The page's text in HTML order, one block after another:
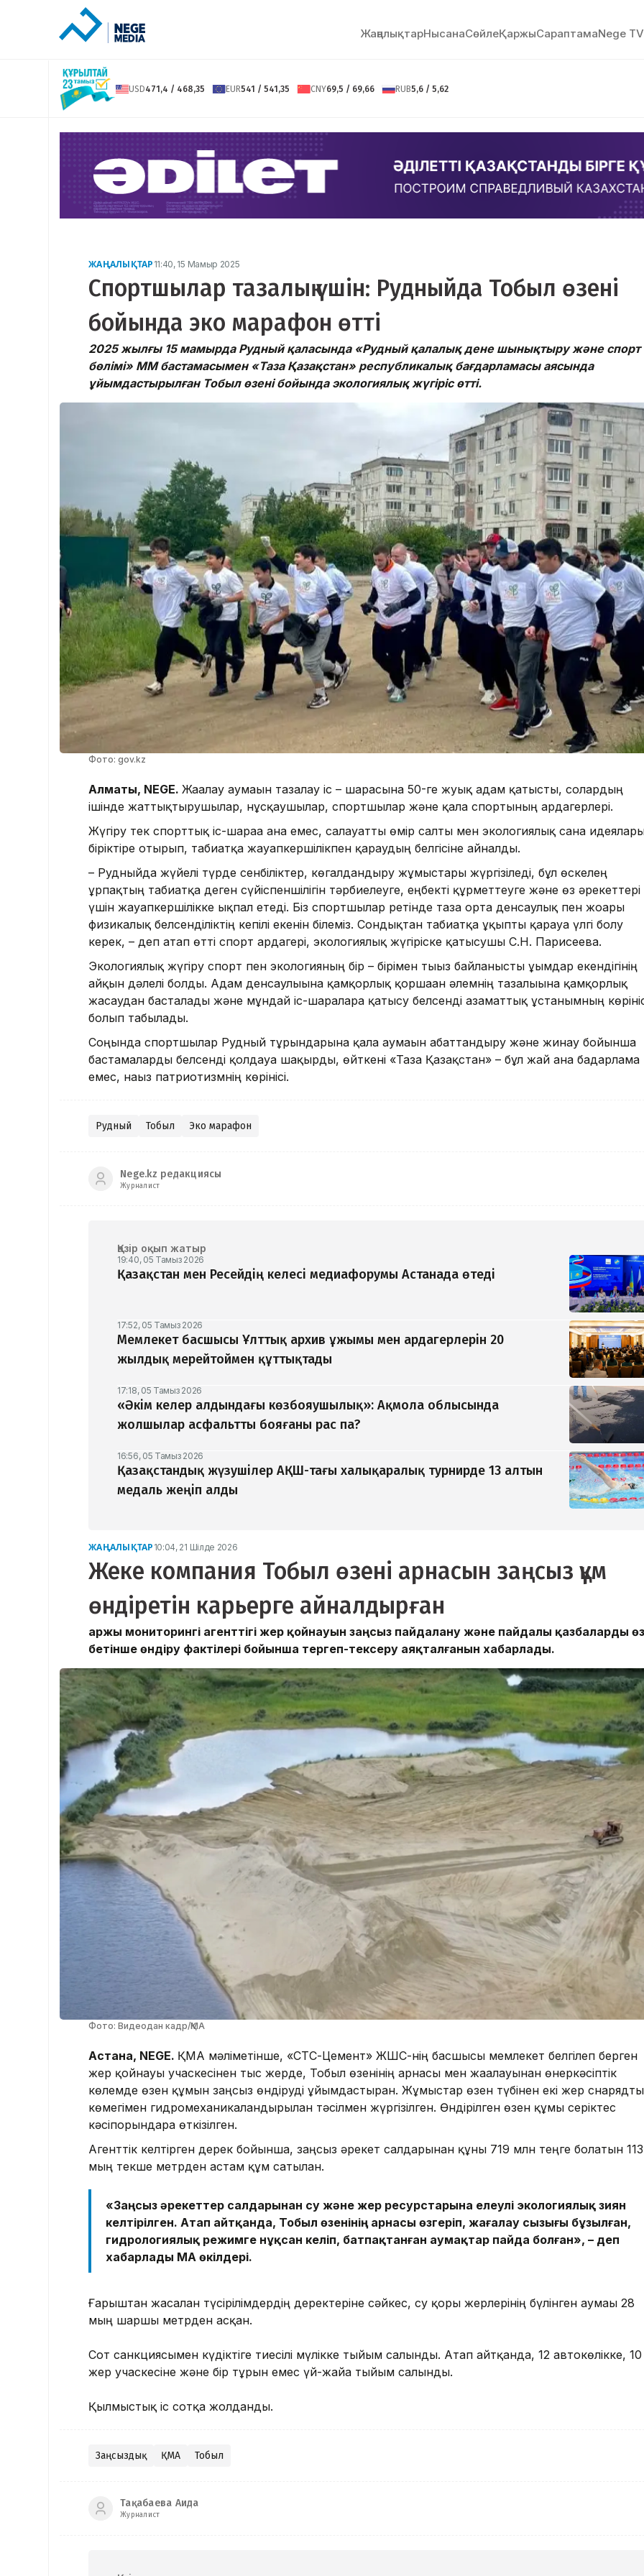
ЖаңалықтарНысанаСөйлeҚаржыСараптамаNege TV
USD471,4 / 468,35 EUR541 / 541,35 CNY69,5 / 69,66 RUB5,6 / 5,62
ЖАҢАЛЫҚТАР 11:40, 15 Мамыр 2025
Спортшылар тазалық үшін: Рудныйда Тобыл өзені
бойында эко марафон өтті
2025 жылғы 15 мамырда Рудный қаласында «Рудный қалалық дене шынықтыру және спорт
бөлімі» ММ бастамасымен «Таза Қазақстан» республикалық бағдарламасы аясында
ұйымдастырылған Тобыл өзені бойында экологиялық жүгіріс өтті.
Фото: gov.kz
Алматы, NEGE. Жағалау аумағын тазалау іс – шарасына 50-ге жуық адам қатысты, солардың
ішінде жаттықтырушылар, нұсқаушылар, спортшылар және қала спортының ардагерлері.
Жүгіру тек спорттық іс-шараға ғана емес, салауатты өмір салты мен экологиялық сана
біріктіре отырып, табиғатқа жауапкершілікпен қараудың белгісіне айналды.
– Рудныйда жүйелі түрде сенбіліктер, көгалдандыру жұмыстары жүргізіледі, бұл өскелең
ұрпақтың табиғатқа деген сүйіспеншілігін тәрбиелеуге, еңбекті құрметтеуге және өз әрекеттері
үшін жауапкершілікке ықпал етеді. Біз спортшылар ретінде таза орта денсаулық пен жоғары
физикалық белсенділіктің кепілі екенін білеміз. Сондықтан табиғатқа ұқыпты қарауға үлгі болу
керек, – деп атап өтті спорт ардагері, экологиялық жүгіріске қатысушы С.Н. Парисеева.
Экологиялық жүгіру спорт пен экологияның бір – бірімен тығыз байланысты ұғымдар екендігінің
айқын дәлелі болды. Адам денсаулығына қамқорлық қоршаған әлемнің тазалығына қамқорлық
жасаудан басталады және мұндай іс-шараларға қатысу белсенді азаматтық ұстанымның
болып табылады.
Соңында спортшылар Рудный тұрғындарына қала аумағын абаттандыру және жинау бойынша
бастамаларды белсенді қолдауға шақырды, өйткені «Таза Қазақстан» – бұл жай ғана бағдарлама
емес, нағыз патриотизмнің көрінісі.
Рудный Тобыл Эко марафон
Nege.kz редакциясы
Журналист
Қазір оқып жатыр
19:40, 05 Тамыз 2026
Қазақстан мен Ресейдің келесі медиафорумы Астанада өтеді
17:52, 05 Тамыз 2026
Мемлекет басшысы Ұлттық архив ұжымы мен ардагерлерін 20
жылдық мерейтоймен құттықтады
17:18, 05 Тамыз 2026
«Әкім келер алдындағы көзбояушылық»: Ақмола облысында
жолшылар асфальтты бояғаны рас па?
16:56, 05 Тамыз 2026
Қазақстандық жүзушілер АҚШ-тағы халықаралық турнирде 13 алтын
медаль жеңіп алды
ЖАҢАЛЫҚТАР 10:04, 21 Шілде 2026
Жеке компания Тобыл өзені арнасын заңсыз құм
өндіретін карьерге айналдырған
Қаржы мониторингі агенттігі жер қойнауын заңсыз пайдалану және пайдалы қазбаларды өз
бетінше өндіру фактілері бойынша тергеп-тексеру аяқталғанын хабарлады.
Фото: Видеодан кадр/ҚМА
Астана, NEGE. ҚМА мәліметінше, «СТС-Цемент» ЖШС-нің басшысы мемлекет белгілеп берген
жер қойнауы учаскесінен тыс жерде, Тобыл өзенінің арнасы мен жағалауынан өнеркәсіптік
көлемде өзен құмын заңсыз өндіруді ұйымдастырған. Жұмыстар өзен түбінен екі жер
көмегімен гидромеханикаландырылған тәсілмен жүргізілген. Өндірілген өзен құмы серіктес
кәсіпорындарға өткізілген.
Агенттік келтірген дерек бойынша, заңсыз әрекет салдарынан құны 719 млн теңге болатын 113
мың текше метрден астам құм сатылған.
«Заңсыз әрекеттер салдарынан су және жер ресурстарына елеулі экологиялық зиян
келтірілген. Атап айтқанда, Тобыл өзенінің арнасы өзгеріп, жағалау сызығы бұзылған,
гидрологиялық режимге нұқсан келіп, батпақтанған аумақтар пайда болған», – деп
хабарлады ҚМА өкілдері.
Ғарыштан жасалған түсірілімдердің деректеріне сәйкес, су қоры жерлерінің бүлінген аумағы 28
мың шаршы метрден асқан.
Сот санкциясымен күдіктіге тиесілі мүлікке тыйым салынды. Атап айтқанда, 12 автокөлікке, 10
жер учаскесіне және бір тұрғын емес үй-жайға тыйым салынды.
Қылмыстық іс сотқа жолданды.
Заңсыздық ҚМА Тобыл
Тақабаева Аида
Журналист